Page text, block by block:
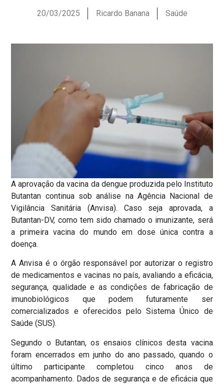
20/03/2025 Ricardo Banana Saúde
A aprovação da vacina da dengue produzida pelo Instituto
Butantan continua sob análise na Agência Nacional de
Vigilância Sanitária (Anvisa). Caso seja aprovada, a
Butantan-DV, como tem sido chamado o imunizante, será
a primeira vacina do mundo em dose única contra a
doença.
A Anvisa é o órgão responsável por autorizar o registro
de medicamentos e vacinas no país, avaliando a eficácia,
segurança, qualidade e as condições de fabricação de
imunobiológicos que podem futuramente ser
comercializados e oferecidos pelo Sistema Único de
Saúde (SUS).
Segundo o Butantan, os ensaios clínicos desta vacina
foram encerrados em junho do ano passado, quando o
último participante completou cinco anos de
acompanhamento. Dados de segurança e de eficácia que